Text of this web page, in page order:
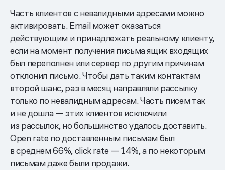
Часть клиентов с невалидными адресами можно
активировать. Email может оказаться
действующим и принадлежать реальному клиенту,
если на момент получения письма ящик входящих
был переполнен или сервер по другим причинам
отклонил письмо. Чтобы дать таким контактам
второй шанс, раз в месяц направляли рассылку
только по невалидным адресам. Часть писем так
и не дошла — этих клиентов исключили
из рассылок, но большинство удалось доставить.
Open rate по доставленным письмам был
в среднем 66%, click rate — 14%, а по некоторым
письмам даже были продажи.